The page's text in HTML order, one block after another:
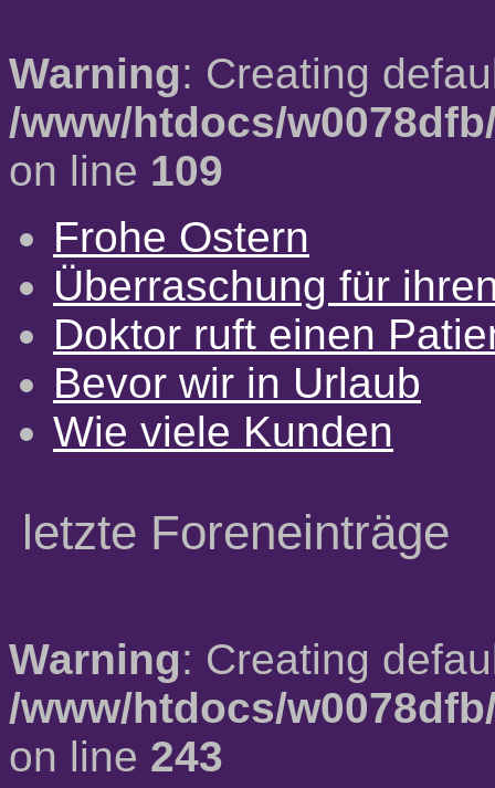
Warning: Creating
/www/htdocs/
on line 109
Frohe Ostern
Überraschung für
Doktor ruft einen
Bevor wir in Urlaub
Wie viele Kunden
letzte Foreneinträge
Warning: Creating
/www/htdocs/
on line 243